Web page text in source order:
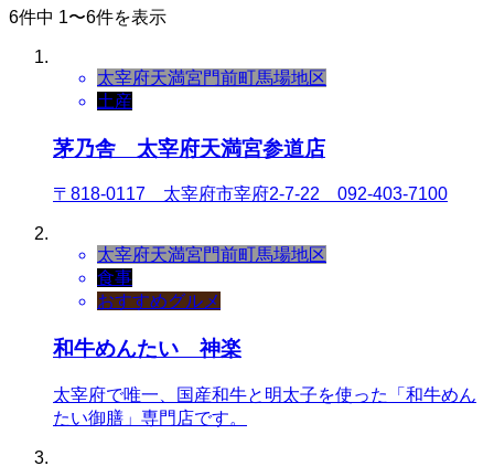
6件中 1〜6件を表示
太宰府天満宮門前町馬場地区
土産
茅乃舎 太宰府天満宮参道店
〒818-0117 太宰府市宰府2-7-22 092-403-7100
太宰府天満宮門前町馬場地区
食事
おすすめグルメ
和牛めんたい 神楽
太宰府で唯一、国産和牛と明太子を使った「和牛めん
たい御膳」専門店です。